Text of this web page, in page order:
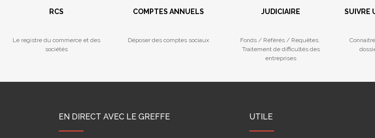
RCS
Le registre du commerce et des
sociétés
COMPTES ANNUELS
Déposer des comptes sociaux
JUDICIAIRE
Fonds / Référés / Requêtes.
Traitement de difficultés des
entreprises
SUIVRE
EN DIRECT AVEC LE GREFFE UTILE